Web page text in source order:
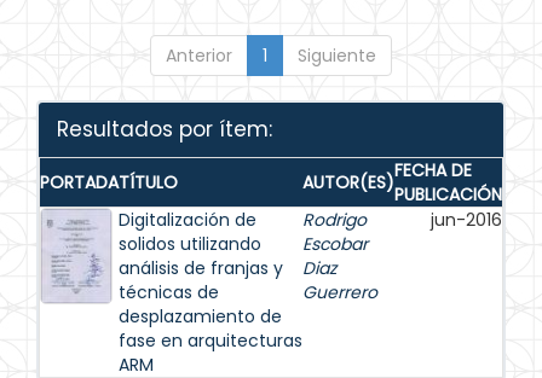
Anterior 1 Siguiente
Resultados por ítem:
PORTADATÍTULO AUTOR(ES)FECHA DE
PUBLICACIÓN
Digitalización de
solidos utilizando
análisis de franjas y
técnicas de
desplazamiento de
fase en arquitecturas
ARM
Rodrigo
Escobar
Diaz
Guerrero
jun-2016